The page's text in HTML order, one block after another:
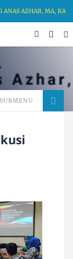
ANAS AZHAR, MA,
SUBMENU